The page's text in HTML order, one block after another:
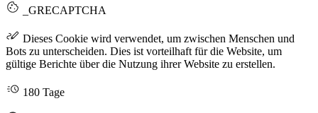
_GRECAPTCHA
Dieses Cookie wird verwendet, um zwischen Menschen und
Bots zu unterscheiden. Dies ist vorteilhaft für die Website, um
gültige Berichte über die Nutzung ihrer Website zu erstellen.
180 Tage